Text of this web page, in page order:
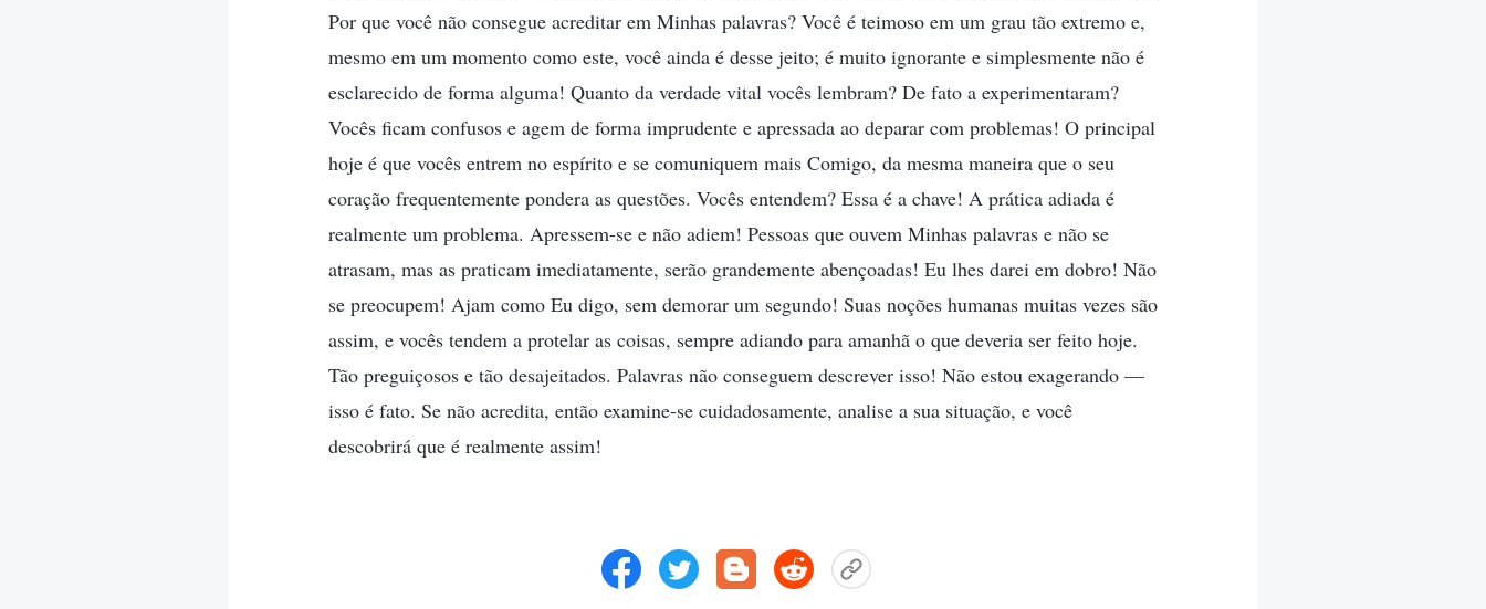
Por que você não consegue acreditar em Minhas palavras? Você é teimoso em um grau tão extremo e,
mesmo em um momento como este, você ainda é desse jeito; é muito ignorante e simplesmente não é
esclarecido de forma alguma! Quanto da verdade vital vocês lembram? De fato a experimentaram?
Vocês ficam confusos e agem de forma imprudente e apressada ao deparar com problemas! O principal
hoje é que vocês entrem no espírito e se comuniquem mais Comigo, da mesma maneira que o seu
coração frequentemente pondera as questões. Vocês entendem? Essa é a chave! A prática adiada é
realmente um problema. Apressem-se e não adiem! Pessoas que ouvem Minhas palavras e não se
atrasam, mas as praticam imediatamente, serão grandemente abençoadas! Eu lhes darei em dobro! Não
se preocupem! Ajam como Eu digo, sem demorar um segundo! Suas noções humanas muitas vezes são
assim, e vocês tendem a protelar as coisas, sempre adiando para amanhã o que deveria ser feito hoje.
Tão preguiçosos e tão desajeitados. Palavras não conseguem descrever isso! Não estou exagerando —
isso é fato. Se não acredita, então examine-se cuidadosamente, analise a sua situação, e você
descobrirá que é realmente assim!